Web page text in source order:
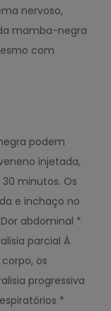
nervoso,
mamba-negra
com
podem
injetada,
minutos. Os
e inchaço no
abdominal *
parcial À
os
progressiva
*